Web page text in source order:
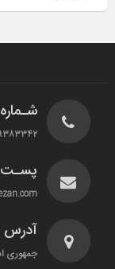
پسـت
آدرس
جمهوری